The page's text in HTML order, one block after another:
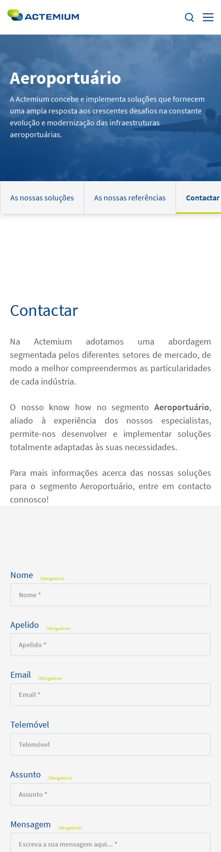
Soluções e Serviços
Produtos
Inovação
Clientes
linkedinyoutube
Pesquisar
por:
Aeroportuário
A Actemium concebe e implementa soluções que fornecem
uma ampla resposta aos crescentes desafios na constante
evolução e modernização das infraestruturas
aeroportuárias.
As nossas soluções As nossas referências Contactar
Contactar
Na Actemium adotamos uma abordagem
segmentada pelos diferentes setores de mercado, de
modo a melhor compreendermos as particularidades
de cada indústria.
O nosso know how no segmento Aeroportuário,
aliado à experiência dos nossos especialistas,
permite-nos desenvolver e implementar soluções
totalmente adaptadas às suas necessidades.
Para mais informações acerca das nossas soluções
para o segmento Aeroportuário, entre em contacto
connosco!
Nome (Obrigatório)
Apelido (Obrigatório)
Email (Obrigatório)
Telemóvel
Assunto (Obrigatório)
Mensagem (Obrigatório)